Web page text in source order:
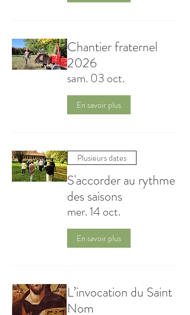
Chantier fraternel
2026
sam. 03 oct.
En savoir plus
Plusieurs dates
S'accorder au rythme
des saisons
mer. 14 oct.
En savoir plus
L’invocation du Saint
Nom